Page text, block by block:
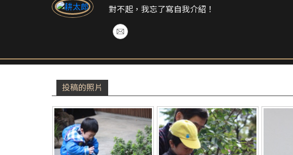
對不起，我忘了寫自我介紹！
投稿的照片